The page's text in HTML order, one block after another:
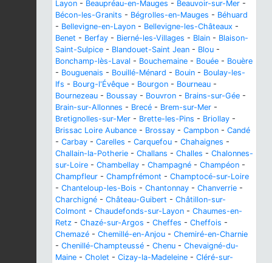
Layon - Beaupréau-en-Mauges - Beauvoir-sur-Mer -
Bécon-les-Granits - Bégrolles-en-Mauges - Béhuard
- Bellevigne-en-Layon - Bellevigne-les-Châteaux -
Benet - Berfay - Bierné-les-Villages - Blain - Blaison-
Saint-Sulpice - Blandouet-Saint Jean - Blou -
Bonchamp-lès-Laval - Bouchemaine - Bouée - Bouère
- Bouguenais - Bouillé-Ménard - Bouin - Boulay-les-
Ifs - Bourg-l'Évêque - Bourgon - Bourneau -
Bournezeau - Boussay - Bouvron - Brains-sur-Gée -
Brain-sur-Allonnes - Brecé - Brem-sur-Mer -
Bretignolles-sur-Mer - Brette-les-Pins - Briollay -
Brissac Loire Aubance - Brossay - Campbon - Candé
- Carbay - Carelles - Carquefou - Chahaignes -
Challain-la-Potherie - Challans - Challes - Chalonnes-
sur-Loire - Chambellay - Champagné - Champéon -
Champfleur - Champfrémont - Champtocé-sur-Loire
- Chanteloup-les-Bois - Chantonnay - Chanverrie -
Charchigné - Château-Guibert - Châtillon-sur-
Colmont - Chaudefonds-sur-Layon - Chaumes-en-
Retz - Chazé-sur-Argos - Cheffes - Cheffois -
Chemazé - Chemillé-en-Anjou - Chemiré-en-Charnie
- Chenillé-Champteussé - Chenu - Chevaigné-du-
Maine - Cholet - Cizay-la-Madeleine - Cléré-sur-